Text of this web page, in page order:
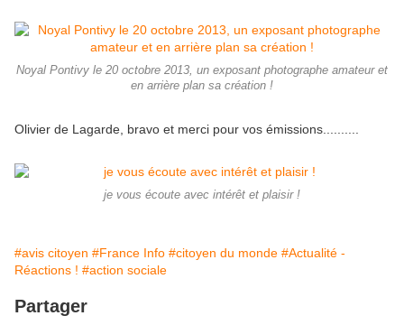
Noyal Pontivy le 20 octobre 2013, un exposant photographe amateur et
en arrière plan sa création !
Olivier de Lagarde, bravo et merci pour vos émissions..........
je vous écoute avec intérêt et plaisir !
#avis citoyen #France Info #citoyen du monde #Actualité -
Réactions ! #action sociale
Partager